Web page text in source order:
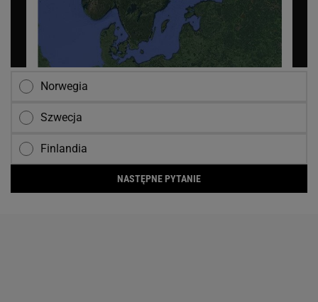
Norwegia
Szwecja
Finlandia
NASTĘPNE PYTANIE